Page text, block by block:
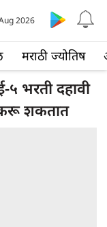
मराठी ज्योतिष
2026
भरती दहावी
करू शकतात